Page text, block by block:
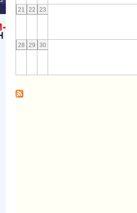
21 22 23
28 29 30